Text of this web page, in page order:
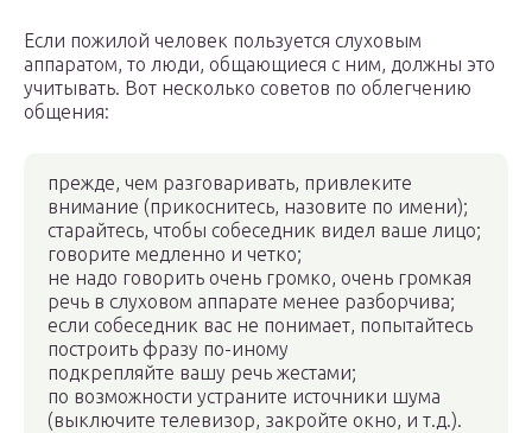
Если пожилой человек пользуется слуховым
аппаратом, то люди, общающиеся с ним, должны это
учитывать. Вот несколько советов по облегчению
общения:
прежде, чем разговаривать, привлеките
внимание (прикоснитесь, назовите по имени);
старайтесь, чтобы собеседник видел ваше лицо;
говорите медленно и четко;
не надо говорить очень громко, очень громкая
речь в слуховом аппарате менее разборчива;
если собеседник вас не понимает, попытайтесь
построить фразу по-иному
подкрепляйте вашу речь жестами;
по возможности устраните источники шума
(выключите телевизор, закройте окно, и т.д.).